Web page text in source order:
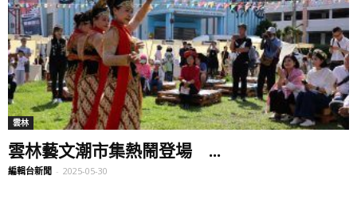
雲林
雲林藝文潮市集熱鬧登場 ...
編輯台新聞 - 2025-05-30